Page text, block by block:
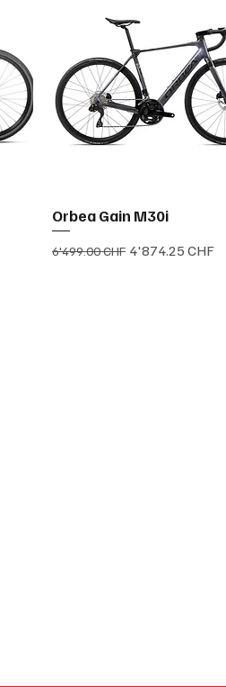
Orbea Gain M30i
Prix original
6'499.00 CHF Prix promotionnel
4'874.25 CHF